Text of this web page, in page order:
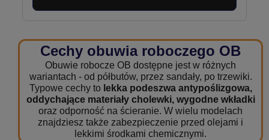
Cechy obuwia roboczego OB
Obuwie robocze OB dostępne jest w różnych
wariantach - od półbutów, przez sandały, po trzewiki.
Typowe cechy to lekka podeszwa antypoślizgowa,
oddychające materiały cholewki, wygodne wkładki
oraz odporność na ścieranie. W wielu modelach
znajdziesz także zabezpieczenie przed olejami i
lekkimi środkami chemicznymi.